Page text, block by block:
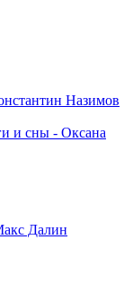
Назимов
и сны - Оксана
Далин